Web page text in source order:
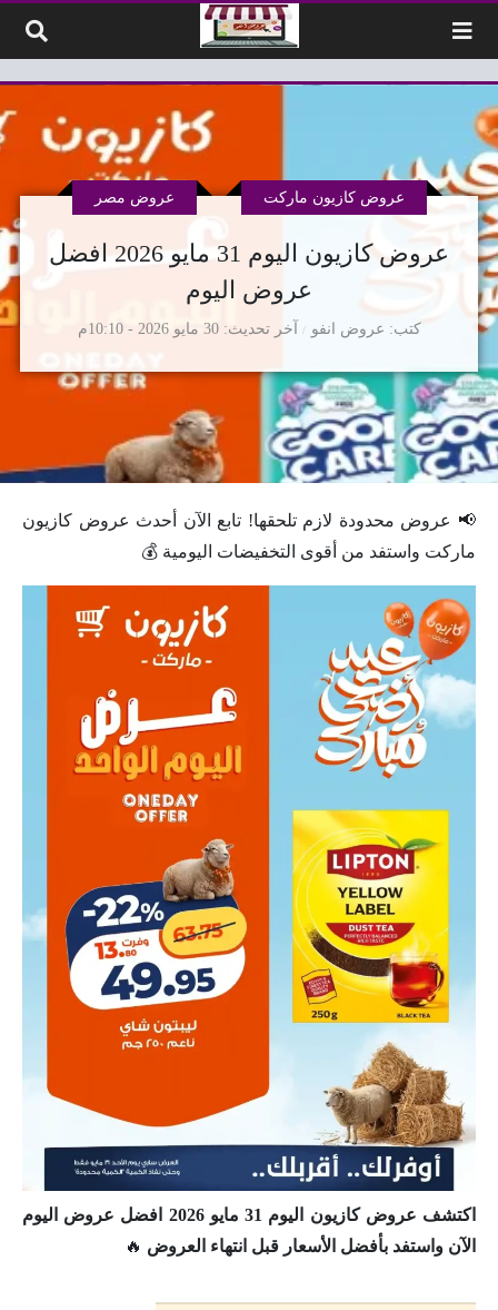
عروض كازيون اليوم 31 مايو 2026 افضل
عروض اليوم
كتب عروض انفو
عروض كازيون ماركت عروض مصر
آخر تحديث 30 مايو 2026 - 10:10م
📢 عروض محدودة لازم تلحقها! تابع الآن أحدث عروض كازيون
ماركت واستفد من أقوى التخفيضات اليومية 💰
اكتشف عروض كازيون اليوم 31 مايو 2026 افضل عروض اليوم
الآن واستفد بأفضل الأسعار قبل انتهاء العروض 🔥